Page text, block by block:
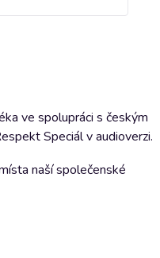
ve spolupráci s českým
Speciál v audioverzi.
naší společenské